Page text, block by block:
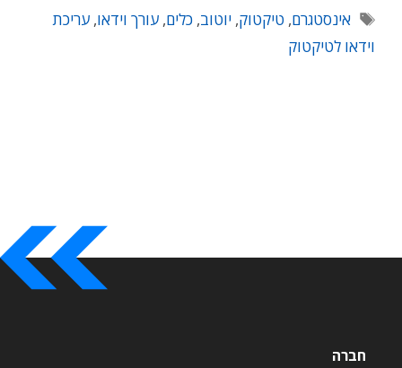
תגיות
אינסטגרם, טיקטוק,יוטוב,כלים,עורך וידאו,עריכת
וידאו לטיקטוק
חברה